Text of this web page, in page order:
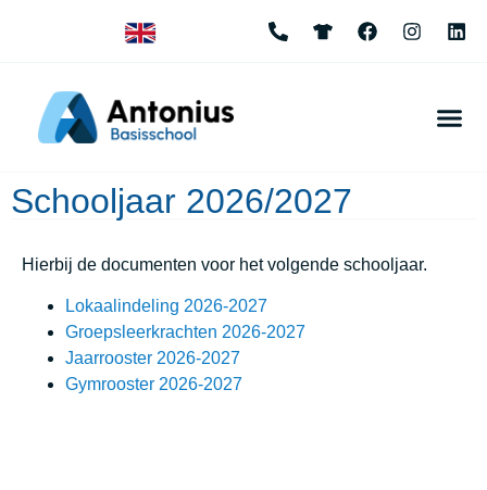
Schooljaar 2026/2027
Hierbij de documenten voor het volgende schooljaar.
Lokaalindeling 2026-2027
Groepsleerkrachten 2026-2027
Jaarrooster 2026-2027
Gymrooster 2026-2027